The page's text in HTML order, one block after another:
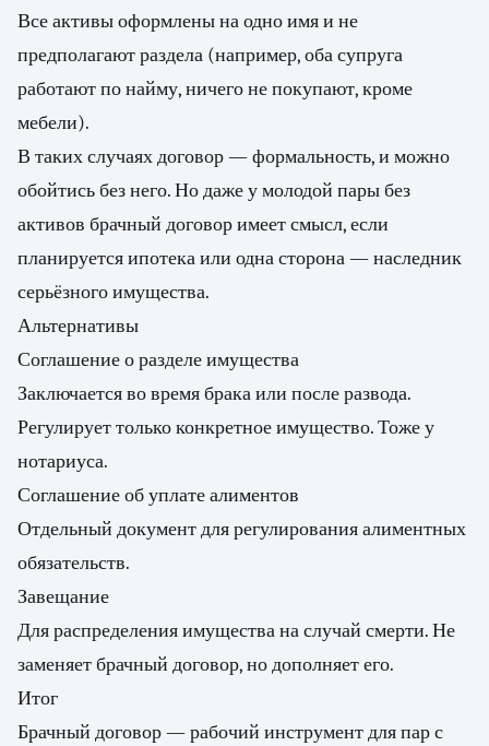
Все активы оформлены на одно имя и не
предполагают раздела (например, оба супруга
работают по найму, ничего не покупают, кроме
мебели).
В таких случаях договор — формальность, и можно
обойтись без него. Но даже у молодой пары без
активов брачный договор имеет смысл, если
планируется ипотека или одна сторона — наследник
серьёзного имущества.
Альтернативы
Соглашение о разделе имущества
Заключается во время брака или после развода.
Регулирует только конкретное имущество. Тоже у
нотариуса.
Соглашение об уплате алиментов
Отдельный документ для регулирования алиментных
обязательств.
Завещание
Для распределения имущества на случай смерти. Не
заменяет брачный договор, но дополняет его.
Итог
Брачный договор — рабочий инструмент для пар с